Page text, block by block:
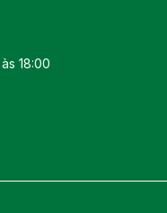
18:00